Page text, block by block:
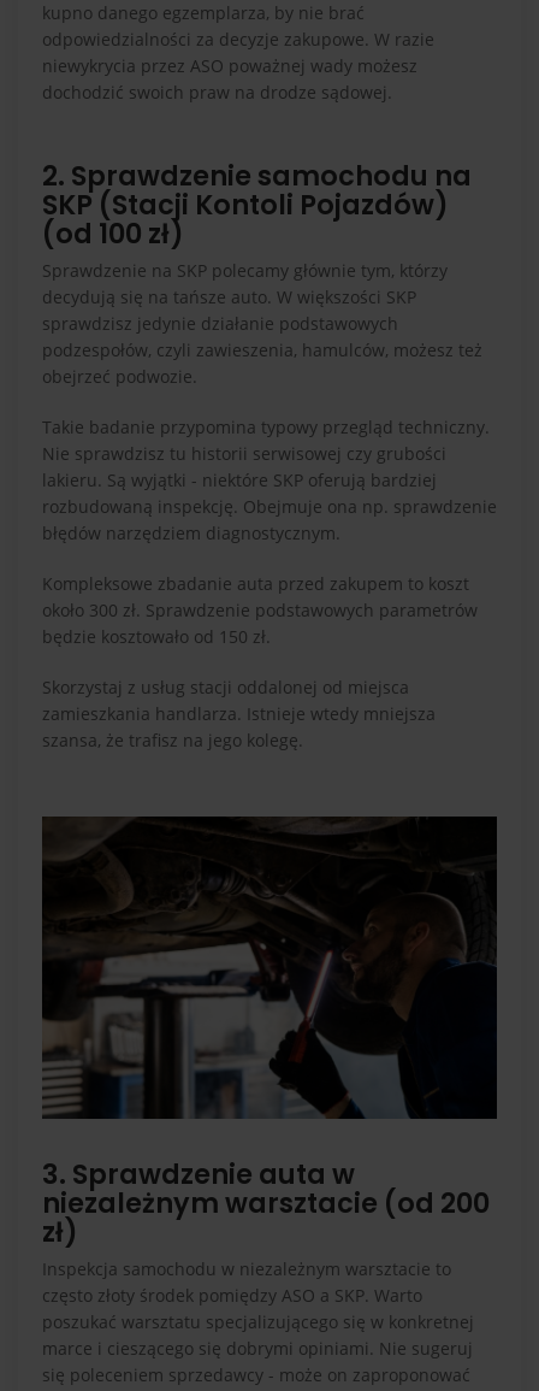
kupno danego egzemplarza, by nie brać
odpowiedzialności za decyzje zakupowe. W razie
niewykrycia przez ASO poważnej wady możesz
dochodzić swoich praw na drodze sądowej.
2. Sprawdzenie samochodu na
SKP (Stacji Kontoli Pojazdów)
(od 100 zł)
Sprawdzenie na SKP polecamy głównie tym, którzy
decydują się na tańsze auto. W większości SKP
sprawdzisz jedynie działanie podstawowych
podzespołów, czyli zawieszenia, hamulców, możesz też
obejrzeć podwozie.
Takie badanie przypomina typowy przegląd techniczny.
Nie sprawdzisz tu historii serwisowej czy grubości
lakieru. Są wyjątki - niektóre SKP oferują bardziej
rozbudowaną inspekcję. Obejmuje ona np. sprawdzenie
błędów narzędziem diagnostycznym.
Kompleksowe zbadanie auta przed zakupem to koszt
około 300 zł. Sprawdzenie podstawowych parametrów
będzie kosztowało od 150 zł.
Skorzystaj z usług stacji oddalonej od miejsca
zamieszkania handlarza. Istnieje wtedy mniejsza
szansa, że trafisz na jego kolegę.
3. Sprawdzenie auta w
niezależnym warsztacie (od 200
zł)
Inspekcja samochodu w niezależnym warsztacie to
często złoty środek pomiędzy ASO a SKP. Warto
poszukać warsztatu specjalizującego się w konkretnej
marce i cieszącego się dobrymi opiniami. Nie sugeruj
się poleceniem sprzedawcy - może on zaproponować